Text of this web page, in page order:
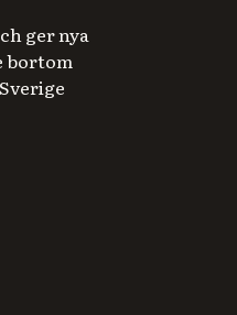
ger nya
bortom